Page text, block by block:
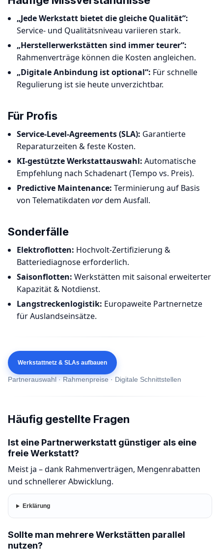
„Jede Werkstatt bietet die gleiche Qualität“:
Service- und Qualitätsniveau variieren stark.
„Herstellerwerkstätten sind immer teurer“:
Rahmenverträge können die Kosten angleichen.
„Digitale Anbindung ist optional“: Für schnelle
Regulierung ist sie heute unverzichtbar.
Für Profis
Service-Level-Agreements (SLA): Garantierte
Reparaturzeiten & feste Kosten.
KI-gestützte Werkstattauswahl: Automatische
Empfehlung nach Schadenart (Tempo vs. Preis).
Predictive Maintenance: Terminierung auf Basis
von Telematikdaten vordem Ausfall.
Sonderfälle
Elektroflotten: Hochvolt-Zertifizierung &
Batteriediagnose erforderlich.
Saisonflotten: Werkstätten mit saisonal erweiterter
Kapazität & Notdienst.
Langstreckenlogistik: Europaweite Partnernetze
für Auslandseinsätze.
Werkstattnetz & SLAs aufbauen
Partnerauswahl · Rahmenpreise · Digitale Schnittstellen
Häufig gestellte Fragen
Ist eine Partnerwerkstatt günstiger als eine
freie Werkstatt?
Meist ja – dank Rahmenverträgen, Mengenrabatten
und schnellerer Abwicklung.
Erklärung
Sollte man mehrere Werkstätten parallel
nutzen?